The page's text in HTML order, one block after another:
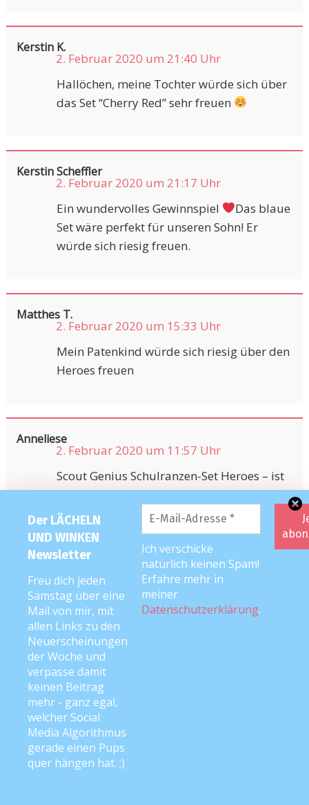
Der LÄCHELN
UND WINKEN
Newsletter
Freu dich jeden
Samstag über eine
Mail von mir, mit
allen Links zu den
Neuerscheinungen
der Woche und
verpasse damit
keinen Beitrag
mehr - ganz egal,
welcher Social
Media Algorithmus
gerade einen Pups
quer hängen hat. ;)
Ich verschicke
natürlich keinen Spam!
Erfahre mehr in
meiner
Datenschutzerklärung.
Kerstin K.
2. Februar 2020 um 21:40 Uhr
Hallöchen, meine Tochter würde sich über
das Set “Cherry Red” sehr freuen
Kerstin Scheffler
2. Februar 2020 um 21:17 Uhr
Ein wundervolles Gewinnspiel
Das blaue
Set wäre perfekt für unseren Sohn! Er
würde sich riesig freuen.
Matthes T.
2. Februar 2020 um 15:33 Uhr
Mein Patenkind würde sich riesig über den
Heroes freuen
Anneliese
2. Februar 2020 um 11:57 Uhr
Scout Genius Schulranzen-Set Heroes – ist
unser Wunsch
Marcus
2. Februar 2020 um 10:39 Uhr
Wir hätten gern ein Scout Genius
Schulranzen-Set Heroes, das wäre toll
Sanli
2. Februar 2020 um 9:09 Uhr
Vielen Dank für die Möglichkeit der
Teilnahme, meine Tochter würde sich
riesig freuen über den cherry reden ???